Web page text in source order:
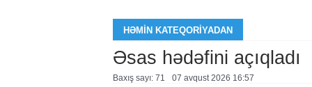
HƏMIN KATEQORIYADAN
Əsas hədəfini açıqladı
Baxış sayı: 71 07 avqust 2026 16:57